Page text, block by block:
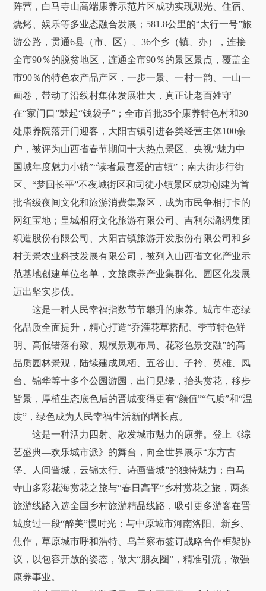
阵营，白马寺山高端康养示范片区成功实现观光、住宿、
烧烤、娱乐等多业态融合发展；581.8公里的“太行一号”旅
游公路，贯通6县（市、区）、36个乡（镇、办），连接
全市90％的脱贫地区，连通全市90％的景区景点，覆盖全
市90％的特色农产品产区，一步一景、一村一韵、一山一
画卷，带动了沿线村集体发展壮大，真正让老百姓守
在“家门口”鼓起“钱袋子”；全市首批35个康养特色村和30
处康养院落开门迎客，大阳古镇引进各类经营主体100余
户，被评为山西省春节期间十大热点景区、央视“魅力中
国城年度魅力小镇”“读者最喜爱的古镇”；南大街步行街
区、“梦回长平”不夜城街区和司徒小镇景区成功创建为首
批省级夜间文化和旅游消费集聚区，成为市民争相打卡的
网红宝地；皇城相府文化旅游有限公司、吉利尔潞绸集团
织造股份有限公司、大阳古镇旅游开发股份有限公司和乡
村美景农业科技发展有限公司，被列入山西省文化产业示
范基地创建单位名单，文旅康养产业集群化、园区化发展
迈出坚实步伐。
这是一种人民幸福指数节节攀升的康养。城市生态绿
化品质全面提升，精心打造“乔灌花草搭配、季节特色鲜
明、高低错落有致、规模景观布局、花彩色景交融”的高
品质园林景观，陆续建成凤栖、五谷山、子衿、英雄、凤
台、锦华等十多个公园游园，出门见绿，抬头赏花，移步
皆景，厚植生态底色后的晋城变得更有“颜值”“气质”和“温
度”，绿色成为人民幸福生活新的增长点。
这是一种活力四射、散发城市魅力的康养。登上《综
艺盛典—欢乐城市派》的舞台，向全世界展示“东方古
堡、人间晋城，云锦太行、诗画晋城”的独特魅力；白马
寺山多彩花海赏花之旅与“春日高平”乡村赏花之旅，两条
旅游线路入选全国乡村旅游精品线路，吸引更多游客在晋
城度过一段“醉美”慢时光；与中原城市河南洛阳、新乡、
焦作，草原城市呼和浩特、乌兰察布签订战略合作框架协
议，以包容开放的姿态，做大“朋友圈”，精准引流，做强
康养事业。